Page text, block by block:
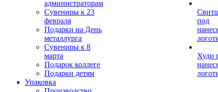
администраторам
Сувениры к 23
февраля
Подарки на День
металлурга
Сувениры к 8
марта
Подарок коллеге
Подарки детям
Упаковка
под
Худи